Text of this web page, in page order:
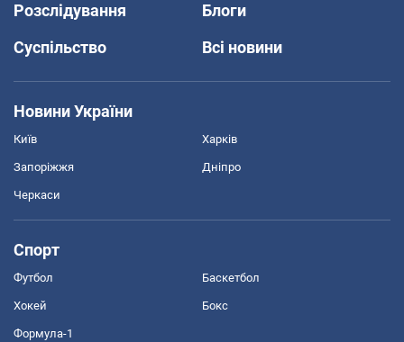
Розслідування
Блоги
Суспільство
Всі новини
Новини України
Київ Харків
Запоріжжя Дніпро
Черкаси
Спорт
Футбол Баскетбол
Хокей Бокс
Формула-1